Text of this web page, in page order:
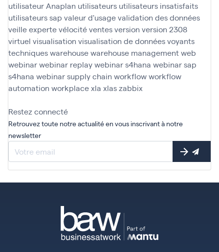
utilisateur Anaplan utilisateurs utilisateurs insatisfaits
utilisateurs sap valeur d'usagevalidation des données
veille expertevélocitéventesversion version 2308
virtuel visualisation visualisation de donnéesvoyants
techniqueswarehousewarehouse managementweb
webinarwebinar replaywebinar s4hana webinar sap
s4hana webinar supply chain workflowworkflow
automation workplacexla xlaszabbix
Restez connecté
Retrouvez toute notre actualité en vous inscrivant à notre
newsletter